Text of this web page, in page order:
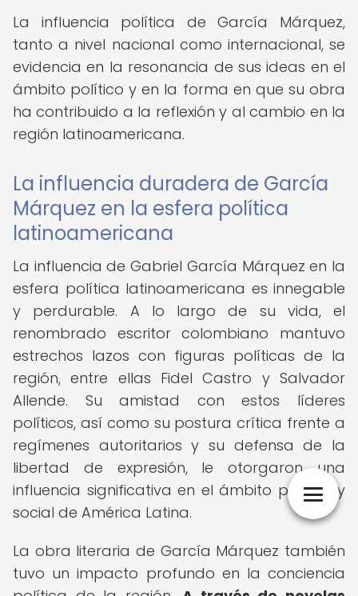
La influencia política de García Márquez,
tanto a nivel nacional como internacional, se
evidencia en la resonancia de sus ideas en el
ámbito político y en la forma en que su obra
ha contribuido a la reflexión y al cambio en la
región latinoamericana.
La influencia duradera de García
Márquez en la esfera política
latinoamericana
La influencia de Gabriel García Márquez en la
esfera política latinoamericana es innegable
y perdurable. A lo largo de su vida, el
renombrado escritor colombiano mantuvo
estrechos lazos con figuras políticas de la
región, entre ellas Fidel Castro y Salvador
Allende. Su amistad con estos líderes
políticos, así como su postura crítica frente a
regímenes autoritarios y su defensa de la
libertad de expresión, le otorgaron una
influencia significativa en el ámbito político y
social de América Latina.
La obra literaria de García Márquez también
tuvo un impacto profundo en la conciencia